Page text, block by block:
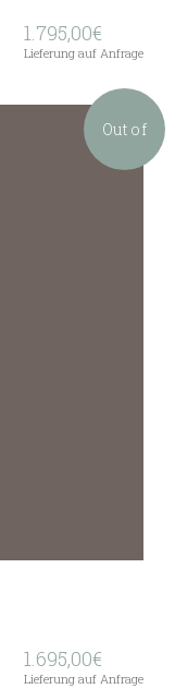
1.795,00€
Lieferung auf Anfrage
Out of
1.695,00€
Lieferung auf Anfrage